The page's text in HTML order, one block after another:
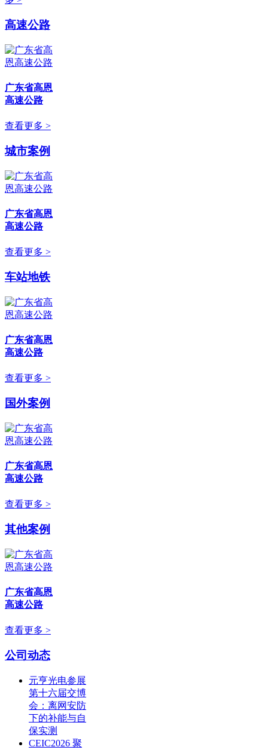
高速公路
广东省高恩
高速公路
查看更多 >
城市案例
广东省高恩
高速公路
查看更多 >
车站地铁
广东省高恩
高速公路
查看更多 >
国外案例
广东省高恩
高速公路
查看更多 >
其他案例
广东省高恩
高速公路
查看更多 >
公司动态
元亨光电参展
第十六届交博
会：离网安防
下的补能与自
保实测
CEIC2026 聚